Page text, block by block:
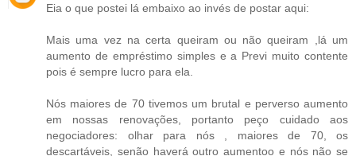
Eia o que postei lá embaixo ao invés de postar aqui:
Mais uma vez na certa queiram ou não queiram ,lá um
aumento de empréstimo simples e a Previ muito contente
pois é sempre lucro para ela.
Nós maiores de 70 tivemos um brutal e perverso aumento
em nossas renovações, portanto peço cuidado aos
negociadores: olhar para nós , maiores de 70, os
descartáveis, senão haverá outro aumentoo e nós não se